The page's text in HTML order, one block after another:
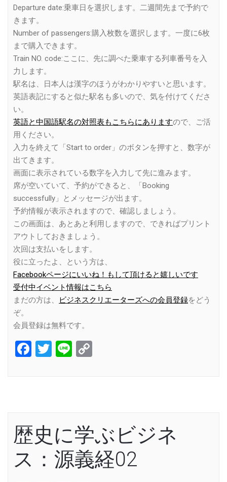
Departure date:乗車日を選択します。二週間先まで予約で
きます。
Number of passengers:購入枚数を選択します。一度に6枚
まで購入できます。
Train NO. code:ここに、先に調べた乗車する列車番号を入
力します。
駅名は、日本人は漢字のほうがわかりやすいと思います。
英語表記にすると似た駅名も多いので、気を付けてくださ
い。
英語と中国語駅名の対照表もこちらにありますので、ご活
用ください。
入力を終えて「Start to order」のボタンを押すと、数字が
出てきます。
画面に表示されている数字を入力して先に進みます。
席が空いていて、予約ができると、「Booking
successfully」とメッセージが出ます。
予約情報が表示されますので、確認しましょう。
この画面は、あとあと利用しますので、できればプリント
アウトしておきましょう。
次回は支払いをします。
役に立ったよ、という方は、
Facebookページにいいね！もして頂けると嬉しいです
受付中イベント情報はこちら
まだの方は、
ビジネスクリエーターズへの会員登録をどう
ぞ。
会員登録は無料です。
Facebook
Twitter
Line
歴史に学ぶビジネ
ス：源義経02